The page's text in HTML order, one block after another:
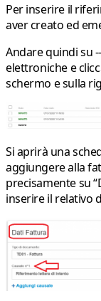
Per inserire il
aver creato ed
Andare quindi su
elettronichee
schermo e sulla
Si aprirà una
aggiungere alla
precisamente su “
inserire il relativo